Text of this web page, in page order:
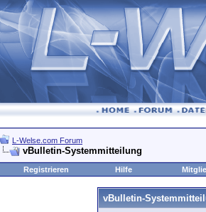
L-Welse.com Forum
vBulletin-Systemmitteilung
Registrieren
Hilfe
vBulletin-